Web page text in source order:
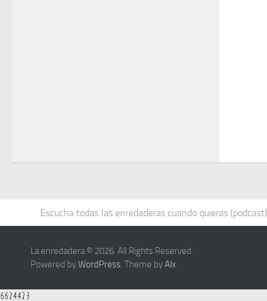
Escucha todas las enredaderas cuando quieras (podcast)
La enredadera © 2026. All Rights Reserved.
Powered byWordPress. Theme byAlx.